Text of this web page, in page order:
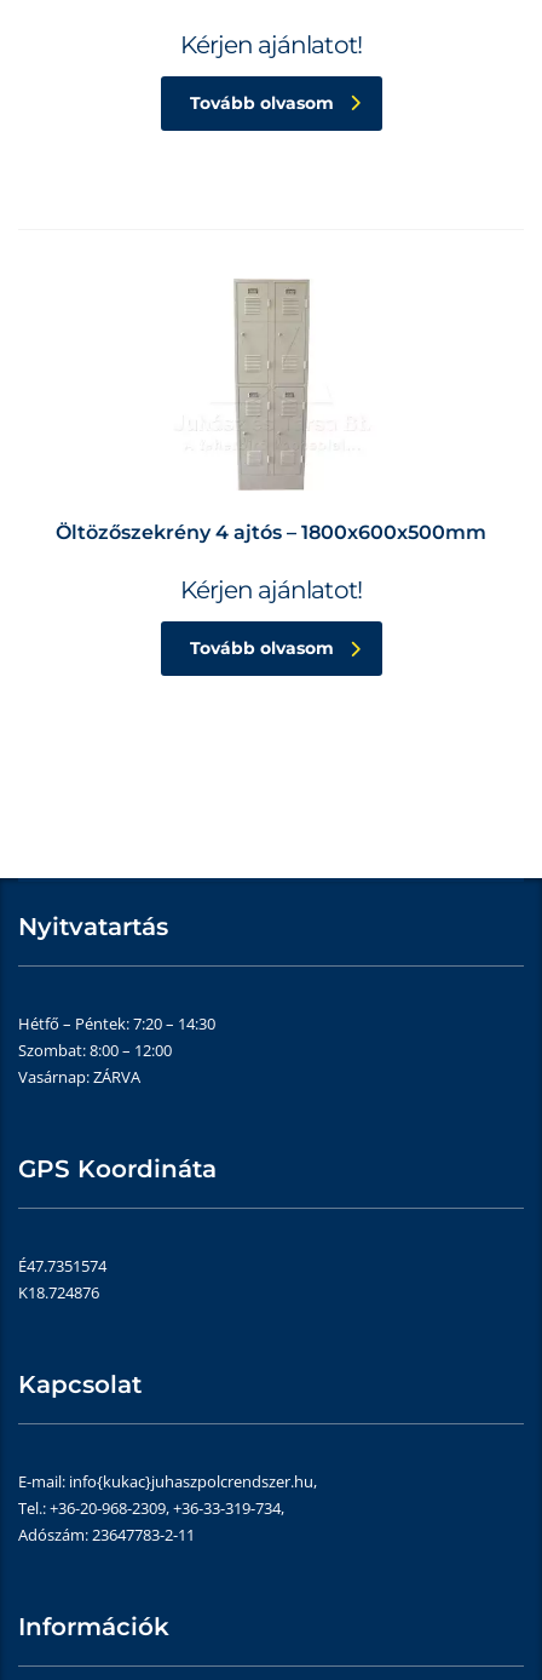
Kérjen ajánlatot!
Tovább olvasom
Öltözőszekrény 4 ajtós – 1800x600x500mm
Kérjen ajánlatot!
Tovább olvasom
Nyitvatartás
Hétfő – Péntek: 7:20 – 14:30
Szombat: 8:00 – 12:00
Vasárnap: ZÁRVA
GPS Koordináta
É47.7351574
K18.724876
Kapcsolat
E-mail: info{kukac}juhaszpolcrendszer.hu,
Tel.: +36-20-968-2309, +36-33-319-734,
Adószám: 23647783-2-11
Információk